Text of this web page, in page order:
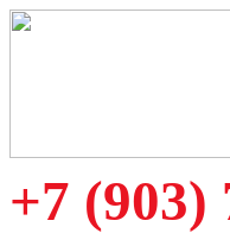
+7 (903)